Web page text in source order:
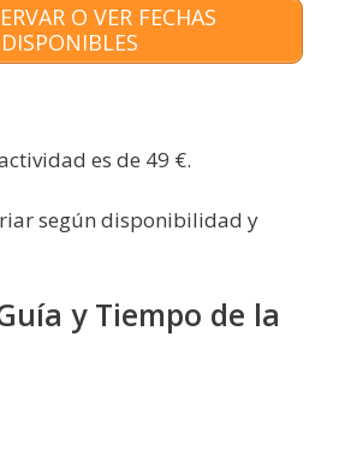
O VER FECHAS
DISPONIBLES
es de 49 €.
según disponibilidad y
y Tiempo de la